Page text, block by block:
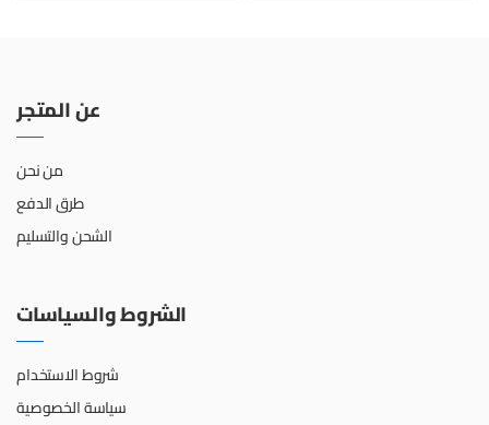
عن المتجر
من نحن
طرق الدفع
الشحن والتسليم
الشروط والسياسات
شروط الاستخدام
سياسة الخصوصية